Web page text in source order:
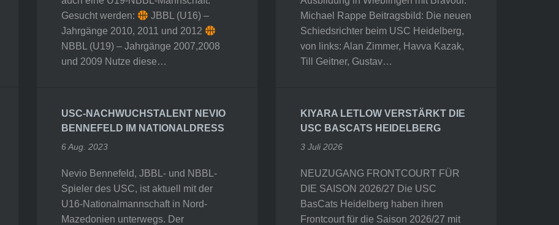
Gesucht werden:
JBBL (U16) –
Jahrgänge 2010, 2011 und 2012
NBBL (U19) – Jahrgänge 2007,2008
und 2009 Nutze diese…
USC-NACHWUCHSTALENT NEVIO
BENNEFELD IM NATIONALDRESS
6 Aug. 2023
Nevio Bennefeld, JBBL- und NBBL-
Spieler des USC, ist aktuell mit der
U16-Nationalmannschaft in Nord-
Mazedonien unterwegs. Der
Michael Rappe Beitragsbild: Die neuen
Schiedsrichter beim USC Heidelberg,
von links: Alan Zimmer, Havva Kazak,
Till Geitner, Gustav…
KIYARA LETLOW VERSTÄRKT DIE
USC BASCATS HEIDELBERG
3 Juli 2026
NEUZUGANG FRONTCOURT FÜR
DIE SAISON 2026/27 Die USC
BasCats Heidelberg haben ihren
Frontcourt für die Saison 2026/27 mit